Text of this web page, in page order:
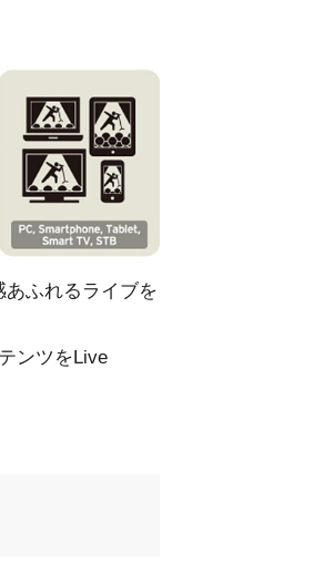
ふれるライブを
ンツをLive